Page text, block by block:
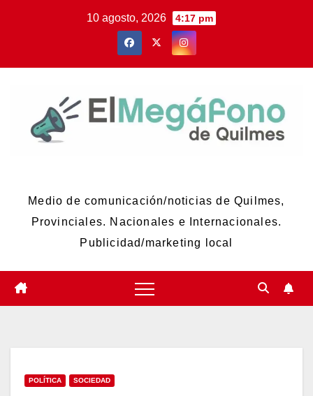
10 agosto, 2026 4:17 pm
Medio de comunicación/noticias de Quilmes,
Provinciales. Nacionales e Internacionales.
Publicidad/marketing local
POLÍTICA SOCIEDAD